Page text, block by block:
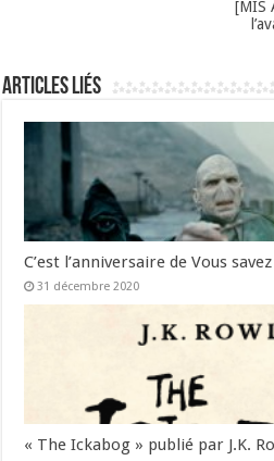
[MIS
Articles liés
C’est l’anniversaire de Vous
31 décembre 2020
« The Ickabog » publié par J.K.